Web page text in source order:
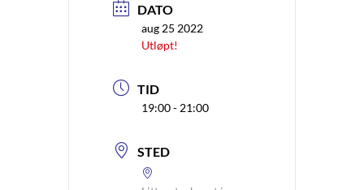
DATO
aug 25 2022
Utløpt!
TID
19:00 - 21:00
STED